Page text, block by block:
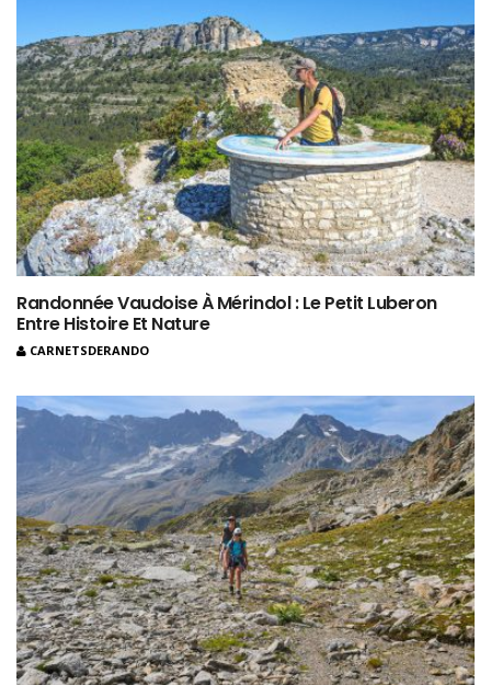
Randonnée Vaudoise À Mérindol : Le Petit Luberon
Entre Histoire Et Nature
CARNETSDERANDO